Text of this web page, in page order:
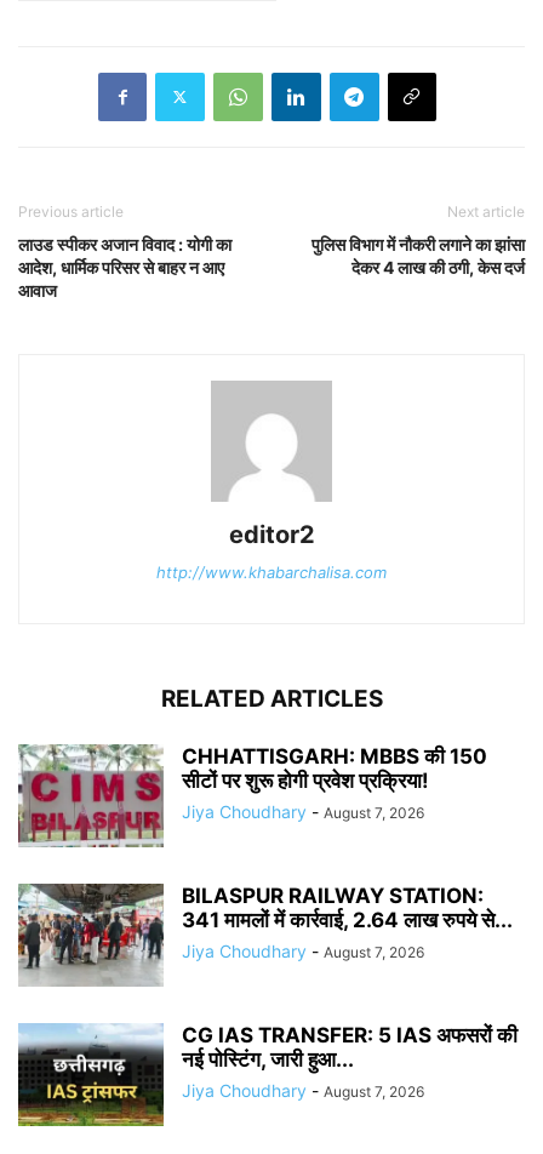
Previous article
लाउड स्पीकर अजान विवाद : योगी का
आदेश, धार्मिक परिसर से बाहर न आए
आवाज
Next article
पुलिस विभाग में नौकरी लगाने का झांसा
देकर 4 लाख की ठगी, केस दर्ज
editor2
http://www.khabarchalisa.com
RELATED ARTICLES
CHHATTISGARH: MBBS की 150
सीटों पर शुरू होगी प्रवेश प्रक्रिया!
Jiya Choudhary - August 7, 2026
BILASPUR RAILWAY STATION:
341 मामलों में कार्रवाई, 2.64 लाख रुपये से...
Jiya Choudhary - August 7, 2026
CG IAS TRANSFER: 5 IAS अफसरों की
नई पोस्टिंग, जारी हुआ...
Jiya Choudhary - August 7, 2026